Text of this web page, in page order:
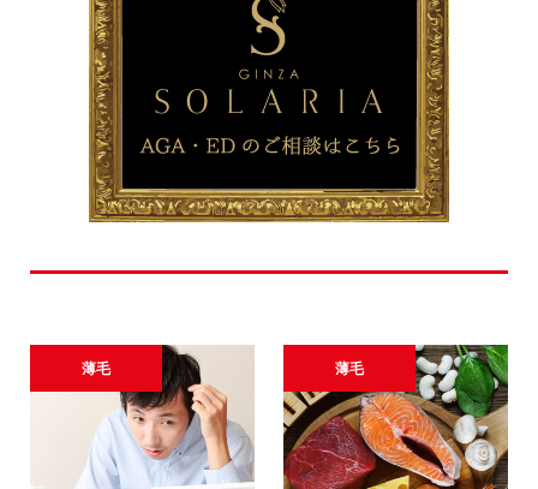
薄毛 薄毛